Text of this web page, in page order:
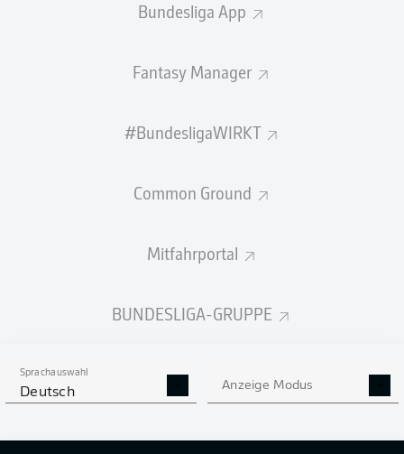
Bundesliga App
Fantasy Manager
#BundesligaWIRKT
Common Ground
Mitfahrportal
BUNDESLIGA-GRUPPE
Sprachauswahl
Deutsch Anzeige Modus
298 588
neben das Tor neben das Tor